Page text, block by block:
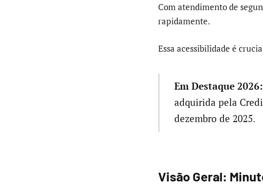
Com atendimento de
rapidamente.
Essa acessibilidade é
Em Destaque 2026:
adquirida pela
dezembro de 2025.
Visão Geral: